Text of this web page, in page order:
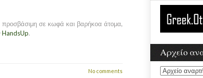
προσβάσιμη σε κωφά και βαρήκοα άτομα,
HandsUp.
No comments
Αρχείο